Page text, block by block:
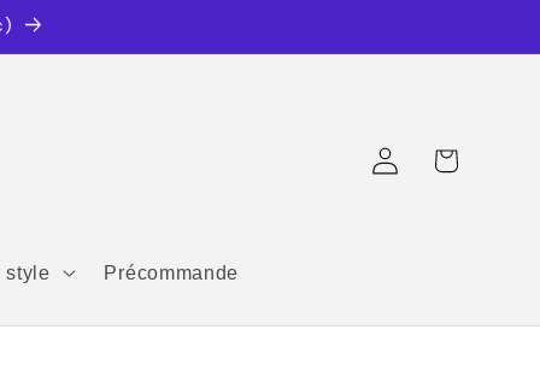
style Précommande
ConnexionPanier